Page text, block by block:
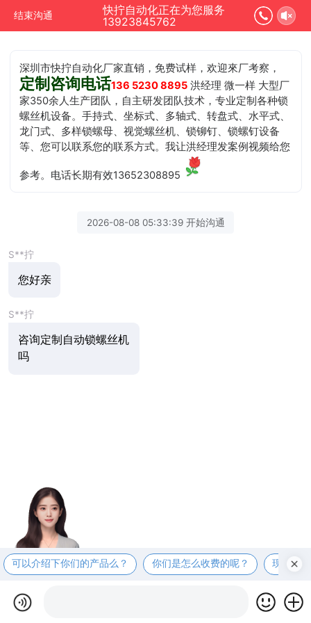
结束沟通
快拧自动化正在为您服务
13923845762
深圳市快拧自动化厂家直销，免费试样，欢迎來厂考察，
定制咨询电话136 5230 8895 洪经理 微一样 大型厂
家350余人生产团队，自主研发团队技术，专业定制各种锁
螺丝机设备。手持式、坐标式、多轴式、转盘式、水平式、
龙门式、多样锁螺母、视觉螺丝机、锁铆钉、锁螺钉设备
等、您可以联系您的联系方式。我让洪经理发案例视频给您
参考。电话长期有效13652308895
2026-08-08 05:33:39 开始沟通
S**拧
您好亲
S**拧
咨询定制自动锁螺丝机
吗
可以介绍下你们的产品么？ 你们是怎么收费的呢？ 现在有